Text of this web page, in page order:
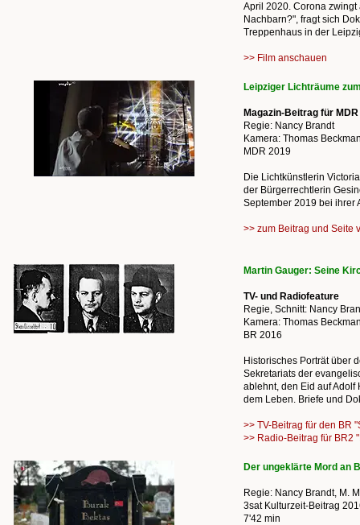
April 2020. Corona
Nachbarn?", fragt sich
Treppenhaus in der
>> Film anschauen
Leipziger Lichträume
Magazin-Beitrag für
Regie: Nancy Brandt
Kamera: Thomas
MDR 2019
Die Lichtkünstlerin
der Bürgerrechtlerin
September 2019 bei ihrer
>> zum Beitrag und Seite
Martin Gauger: Seine
TV- und Radiofeature
Regie, Schnitt: Nancy
Kamera: Thomas
BR 2016
Historisches Porträt über
Sekretariats der
ablehnt, den Eid auf
dem Leben. Briefe und
>> TV-Beitrag für den BR
>> Radio-Beitrag für BR2
Der ungeklärte Mord an
Regie: Nancy Brandt, M.
3sat Kulturzeit-Beitrag
7'42 min